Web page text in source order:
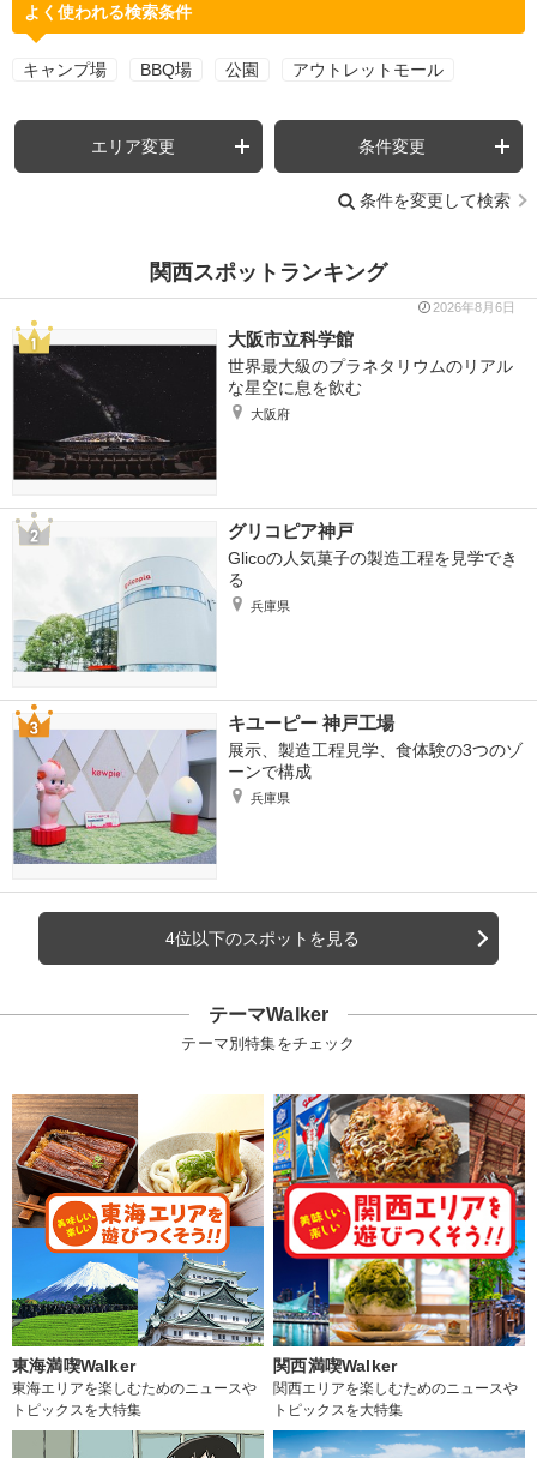
よく使われる検索条件
キャンプ場 BBQ場 公園 アウトレットモール
エリア変更 条件変更
条件を変更して検索
関西スポットランキング
2026年8月6日
大阪市立科学館
世界最大級のプラネタリウムのリアル
な星空に息を飲む
大阪府
グリコピア神戸
Glicoの人気菓子の製造工程を見学でき
る
兵庫県
キユーピー 神戸工場
展示、製造工程見学、食体験の3つのゾ
ーンで構成
兵庫県
4位以下のスポットを見る
テーマWalker
テーマ別特集をチェック
東海満喫Walker
東海エリアを楽しむためのニュースや
トピックスを大特集
関西満喫Walker
関西エリアを楽しむためのニュースや
トピックスを大特集